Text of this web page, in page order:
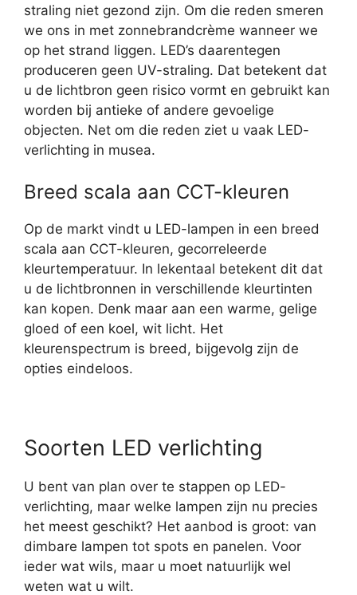
straling niet gezond zijn. Om die reden smeren
we ons in met zonnebrandcrème wanneer we
op het strand liggen. LED’s daarentegen
produceren geen UV-straling. Dat betekent dat
u de lichtbron geen risico vormt en gebruikt kan
worden bij antieke of andere gevoelige
objecten. Net om die reden ziet u vaak LED-
verlichting in musea.
Breed scala aan CCT-kleuren
Op de markt vindt u LED-lampen in een breed
scala aan CCT-kleuren, gecorreleerde
kleurtemperatuur. In lekentaal betekent dit dat
u de lichtbronnen in verschillende kleurtinten
kan kopen. Denk maar aan een warme, gelige
gloed of een koel, wit licht. Het
kleurenspectrum is breed, bijgevolg zijn de
opties eindeloos.
Soorten LED verlichting
U bent van plan over te stappen op LED-
verlichting, maar welke lampen zijn nu precies
het meest geschikt? Het aanbod is groot: van
dimbare lampen tot spots en panelen. Voor
ieder wat wils, maar u moet natuurlijk wel
weten wat u wilt.